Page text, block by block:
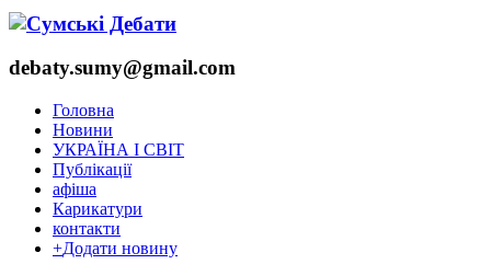
debaty.sumy@gmail.com
Головна
Новини
УКРАЇНА І СВІТ
Публікації
афіша
Карикатури
контакти
+Додати новину